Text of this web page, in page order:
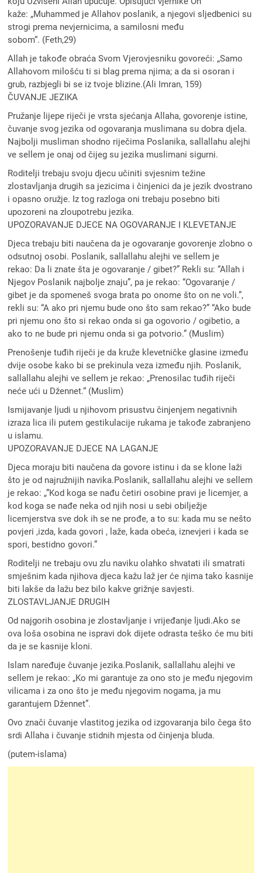
kaže: „Muhammed je Allahov poslanik, a njegovi sljedbenici su
strogi prema nevjernicima, a samilosni među
sobom“. (Feth,29)
Allah je takođe obraća Svom Vjerovjesniku govoreći: „Samo
Allahovom milošću ti si blag prema njima; a da si osoran i
grub, razbjegli bi se iz tvoje blizine.(Ali Imran, 159)
ČUVANJE JEZIKA
Pružanje lijepe riječi je vrsta sjećanja Allaha, govorenje istine,
čuvanje svog jezika od ogovaranja muslimana su dobra djela.
Najbolji musliman shodno riječima Poslanika, sallallahu alejhi
ve sellem je onaj od čijeg su jezika muslimani sigurni.
Roditelji trebaju svoju djecu učiniti svjesnim težine
zlostavljanja drugih sa jezicima i činjenici da je jezik dvostrano
i opasno oružje. Iz tog razloga oni trebaju posebno biti
upozoreni na zloupotrebu jezika.
UPOZORAVANJE DJECE NA OGOVARANJE I KLEVETANJE
Djeca trebaju biti naučena da je ogovaranje govorenje zlobno o
odsutnoj osobi. Poslanik, sallallahu alejhi ve sellem je
rekao: Da li znate šta je ogovaranje / gibet?” Rekli su: “Allah i
Njegov Poslanik najbolje znaju”, pa je rekao: “Ogovaranje /
gibet je da spomeneš svoga brata po onome što on ne voli.”,
rekli su: “A ako pri njemu bude ono što sam rekao?” “Ako bude
pri njemu ono što si rekao onda si ga ogovorio / ogibetio, a
ako to ne bude pri njemu onda si ga potvorio.” (Muslim)
Prenošenje tuđih riječi je da kruže klevetničke glasine između
dvije osobe kako bi se prekinula veza između njih. Poslanik,
sallallahu alejhi ve sellem je rekao: „Prenosilac tuđih riječi
neće ući u Džennet.“ (Muslim)
Ismijavanje ljudi u njihovom prisustvu činjenjem negativnih
izraza lica ili putem gestikulacije rukama je takođe zabranjeno
u islamu.
UPOZORAVANJE DJECE NA LAGANJE
Djeca moraju biti naučena da govore istinu i da se klone laži
što je od najružnijih navika.Poslanik, sallallahu alejhi ve sellem
je rekao: „”Kod koga se nađu četiri osobine pravi je licemjer, a
kod koga se nađe neka od njih nosi u sebi obilježje
licemjerstva sve dok ih se ne prođe, a to su: kada mu se nešto
povjeri ,izda, kada govori , laže, kada obeća, iznevjeri i kada se
spori, bestidno govori.”
Roditelji ne trebaju ovu zlu naviku olahko shvatati ili smatrati
smješnim kada njihova djeca kažu laž jer će njima tako kasnije
biti lakše da lažu bez bilo kakve grižnje savjesti.
ZLOSTAVLJANJE DRUGIH
Od najgorih osobina je zlostavljanje i vrijeđanje ljudi.Ako se
ova loša osobina ne ispravi dok dijete odrasta teško će mu biti
da je se kasnije kloni.
Islam naređuje čuvanje jezika.Poslanik, sallallahu alejhi ve
sellem je rekao: „Ko mi garantuje za ono sto je među njegovim
vilicama i za ono što je među njegovim nogama, ja mu
garantujem Džennet”.
Ovo znači čuvanje vlastitog jezika od izgovaranja bilo čega što
srdi Allaha i čuvanje stidnih mjesta od činjenja bluda.
(putem-islama)